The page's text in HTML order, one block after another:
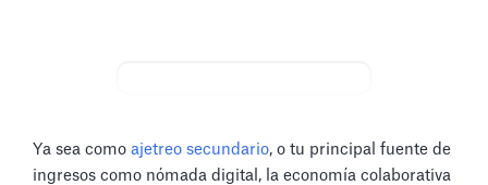
Ya sea como ajetreo secundario, o tu principal fuente de
ingresos como nómada digital, la economía colaborativa